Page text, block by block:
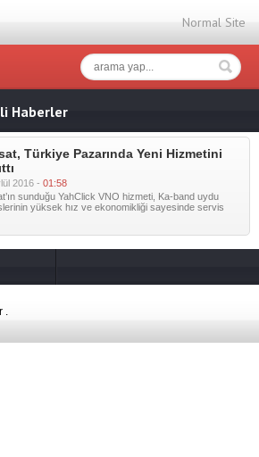
Normal Site
Haberler
Türkiye Pazarında Yeni Hizmetini
2016 - 01:58
sunduğu YahClick VNO hizmeti, Ka-band uydu
yüksek hız ve ekonomikliği sayesinde servis
.